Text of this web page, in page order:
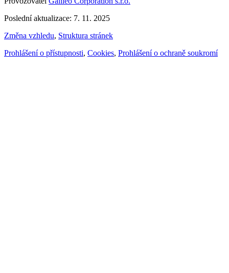
Poslední aktualizace: 7. 11. 2025
Změna vzhledu, Struktura stránek
Prohlášení o přístupnosti, Cookies, Prohlášení o ochraně soukromí